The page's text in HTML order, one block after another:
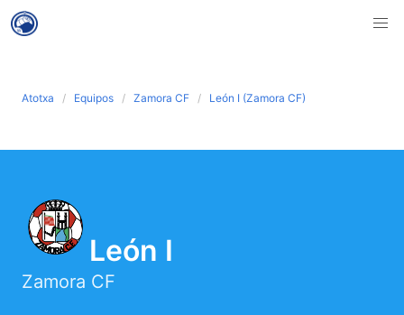
Atotxa Equipos Zamora CF León I (Zamora CF)
León I
Zamora CF